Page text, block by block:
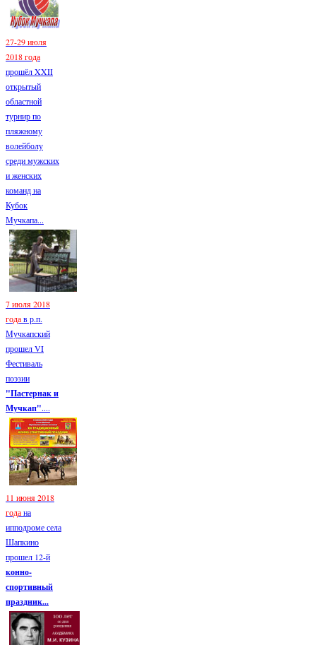
27-29 июля
2018 года
прошёл XXII
открытый
областной
турнир по
пляжному
волейболу
среди мужских
и женских
команд на
Кубок
Мучкапа...
7 июля 2018
годав р.п.
Мучкапский
прошел VI
Фестиваль
поэзии
"Пастернак и
Мучкап"....
11 июня 2018
годана
ипподроме села
Шапкино
прошел 12-й
конно-
спортивный
праздник...